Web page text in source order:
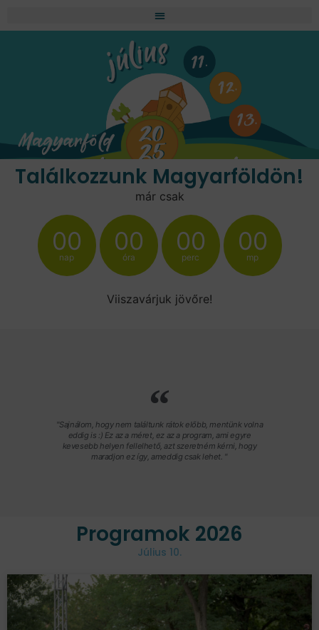
Találkozzunk Magyarföldön!
már csak
00
nap
00
óra
00
perc
00
mp
Viiszavárjuk jövőre!
"Sajnálom, hogy nem találtunk rátok előbb, mentünk volna
eddig is :) Ez az a méret, ez az a program, ami egyre
kevesebb helyen fellelhető, azt szeretném kérni, hogy
maradjon ez így, ameddig csak lehet. "
Programok 2026
Július 10.